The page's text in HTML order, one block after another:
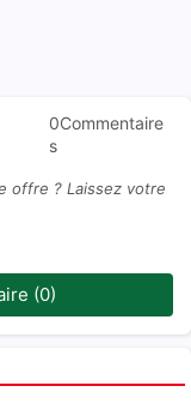
0Commentaire
s
offre ? Laissez votre
(0)